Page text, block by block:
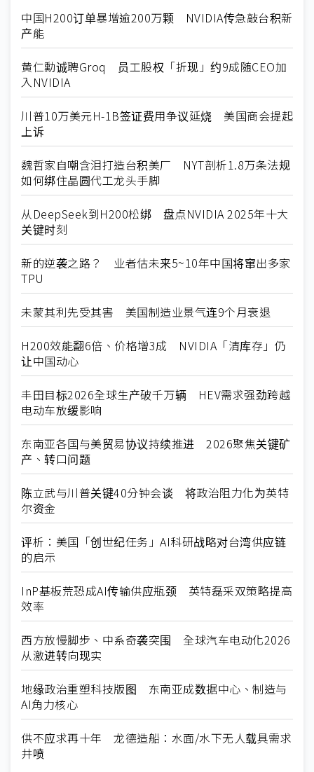
中国H200订单暴增逾200万颗 NVIDIA传急敲台积新
产能
黄仁勳诚聘Groq 员工股权「折现」约9成随CEO加
入NVIDIA
川普10万美元H-1B签证费用争议延烧 美国商会提起
上诉
魏哲家自嘲含泪打造台积美厂 NYT剖析1.8万条法规
如何绑住晶圆代工龙头手脚
从DeepSeek到H200松绑 盘点NVIDIA 2025年十大
关键时刻
新的逆袭之路？ 业者估未来5~10年中国将窜出多家
TPU
未蒙其利先受其害 美国制造业景气连9个月衰退
H200效能翻6倍、价格增3成 NVIDIA「清库存」仍
让中国动心
丰田目标2026全球生产破千万辆 HEV需求强劲跨越
电动车放缓影响
东南亚各国与美贸易协议持续推进 2026聚焦关键矿
产、转口问题
陈立武与川普关键40分钟会谈 将政治阻力化为英特
尔资金
评析：美国「创世纪任务」AI科研战略对台湾供应链
的启示
InP基板荒恐成AI传输供应瓶颈 英特磊采双策略提高
效率
西方放慢脚步、中系奇袭突围 全球汽车电动化2026
从激进转向现实
地缘政治重塑科技版图 东南亚成数据中心、制造与
AI角力核心
供不应求再十年 龙德造船：水面/水下无人载具需求
井喷